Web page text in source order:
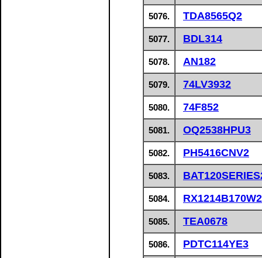
5076. TDA8565Q2
5077. BDL314
5078. AN182
5079. 74LV3932
5080. 74F852
5081. OQ2538HPU3
5082. PH5416CNV2
5083.
5084. RX1214B170W2
5085. TEA0678
5086. PDTC114YE3